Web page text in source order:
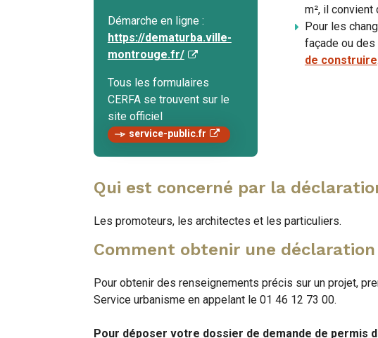
Démarche en ligne :
https://dematurba.ville-
montrouge.fr/
Tous les formulaires
CERFA se trouvent sur le
site officiel
service-public.fr
m², il
Pour les
façade ou
de construire.
Qui est concerné par la
Les promoteurs, les architectes et les particuliers.
Comment obtenir une
Pour obtenir des renseignements précis sur un projet,
Service urbanisme en appelant le 01 46 12 73 00.
Pour déposer votre dossier de demande de permis